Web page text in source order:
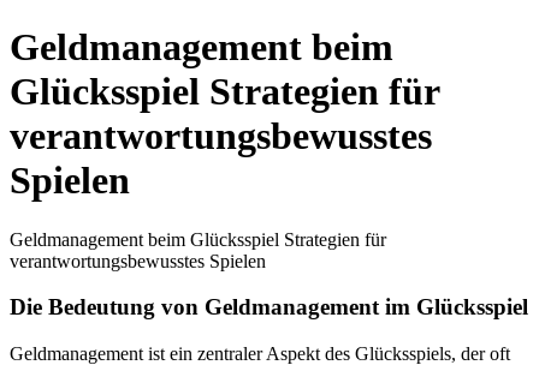
Geldmanagement beim
Glücksspiel Strategien für
verantwortungsbewusstes
Spielen
Geldmanagement beim Glücksspiel Strategien für
verantwortungsbewusstes Spielen
Die Bedeutung von Geldmanagement im Glücksspiel
Geldmanagement ist ein zentraler Aspekt des Glücksspiels, der oft